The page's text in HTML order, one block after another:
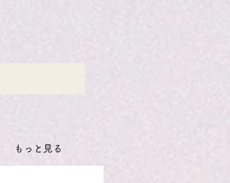
もっと見る